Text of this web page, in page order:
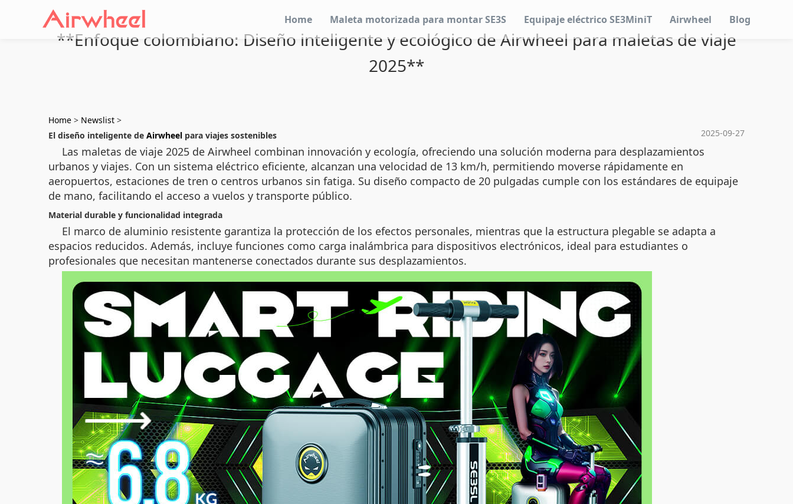
Home Maleta motorizada para montar SE3S Equipaje eléctrico SE3MiniT Airwheel Blog
**Enfoque colombiano: Diseño inteligente y ecológico de Airwheel para maletas de viaje
2025**
Home > Newslist >
2025-09-27
El diseño inteligente de Airwheel para viajes sostenibles
Las maletas de viaje 2025 de Airwheel combinan innovación y ecología, ofreciendo una solución moderna para desplazamientos
urbanos y viajes. Con un sistema eléctrico eficiente, alcanzan una velocidad de 13 km/h, permitiendo moverse rápidamente en
aeropuertos, estaciones de tren o centros urbanos sin fatiga. Su diseño compacto de 20 pulgadas cumple con los estándares de equipaje
de mano, facilitando el acceso a vuelos y transporte público.
Material durable y funcionalidad integrada
El marco de aluminio resistente garantiza la protección de los efectos personales, mientras que la estructura plegable se adapta a
espacios reducidos. Además, incluye funciones como carga inalámbrica para dispositivos electrónicos, ideal para estudiantes o
profesionales que necesitan mantenerse conectados durante sus desplazamientos.